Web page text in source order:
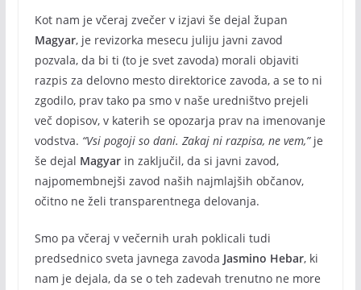
Kot nam je včeraj zvečer v izjavi še dejal župan
Magyar, je revizorka mesecu juliju javni zavod
pozvala, da bi ti (to je svet zavoda) morali objaviti
razpis za delovno mesto direktorice zavoda, a se to ni
zgodilo, prav tako pa smo v naše uredništvo prejeli
več dopisov, v katerih se opozarja prav na imenovanje
vodstva. “Vsi pogoji so dani. Zakaj ni razpisa, ne vem,”je
še dejal Magyar in zaključil, da si javni zavod,
najpomembnejši zavod naših najmlajših občanov,
očitno ne želi transparentnega delovanja.
Smo pa včeraj v večernih urah poklicali tudi
predsednico sveta javnega zavoda Jasmino Hebar, ki
nam je dejala, da se o teh zadevah trenutno ne more